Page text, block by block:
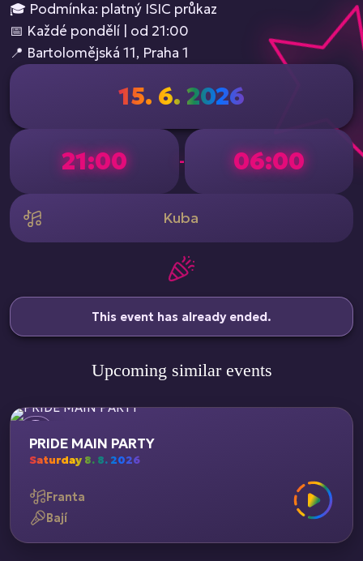
🎓 Podmínka: platný ISIC průkaz
📅 Každé pondělí | od 21:00
📍 Bartolomějská 11, Praha 1
15. 6. 2026
21:00 - 06:00
Kuba
This event has already ended.
Upcoming similar events
PRIDE MAIN PARTY
Saturday 8. 8. 2026
Franta
Bají